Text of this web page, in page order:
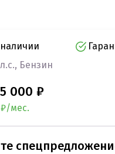
Бензин
000 ₽
₽/мес.